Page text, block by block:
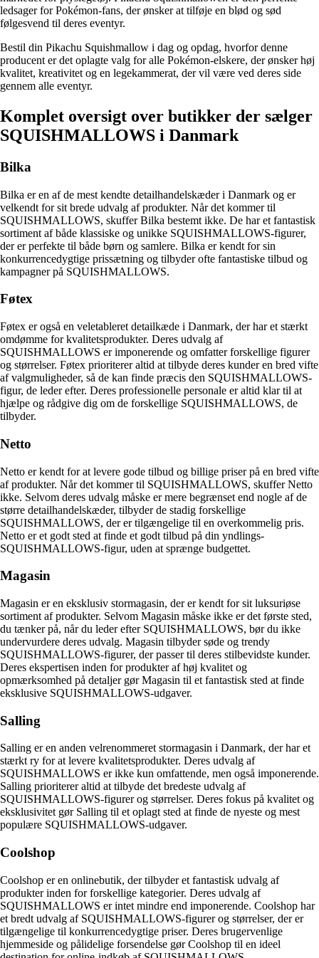
ledsager for Pokémon-fans, der ønsker at tilføje en blød og sød
følgesvend til deres eventyr.
Bestil din Pikachu Squishmallow i dag og opdag, hvorfor denne
producent er det oplagte valg for alle Pokémon-elskere, der ønsker høj
kvalitet, kreativitet og en legekammerat, der vil være ved deres side
gennem alle eventyr.
Komplet oversigt over butikker der sælger
SQUISHMALLOWS i Danmark
Bilka
Bilka er en af de mest kendte detailhandelskæder i Danmark og er
velkendt for sit brede udvalg af produkter. Når det kommer til
SQUISHMALLOWS, skuffer Bilka bestemt ikke. De har et fantastisk
sortiment af både klassiske og unikke SQUISHMALLOWS-figurer,
der er perfekte til både børn og samlere. Bilka er kendt for sin
konkurrencedygtige prissætning og tilbyder ofte fantastiske tilbud og
kampagner på SQUISHMALLOWS.
Føtex
Føtex er også en veletableret detailkæde i Danmark, der har et stærkt
omdømme for kvalitetsprodukter. Deres udvalg af
SQUISHMALLOWS er imponerende og omfatter forskellige figurer
og størrelser. Føtex prioriterer altid at tilbyde deres kunder en bred vifte
af valgmuligheder, så de kan finde præcis den SQUISHMALLOWS-
figur, de leder efter. Deres professionelle personale er altid klar til at
hjælpe og rådgive dig om de forskellige SQUISHMALLOWS, de
tilbyder.
Netto
Netto er kendt for at levere gode tilbud og billige priser på en bred vifte
af produkter. Når det kommer til SQUISHMALLOWS, skuffer Netto
ikke. Selvom deres udvalg måske er mere begrænset end nogle af de
større detailhandelskæder, tilbyder de stadig forskellige
SQUISHMALLOWS, der er tilgængelige til en overkommelig pris.
Netto er et godt sted at finde et godt tilbud på din yndlings-
SQUISHMALLOWS-figur, uden at sprænge budgettet.
Magasin
Magasin er en eksklusiv stormagasin, der er kendt for sit luksuriøse
sortiment af produkter. Selvom Magasin måske ikke er det første sted,
du tænker på, når du leder efter SQUISHMALLOWS, bør du ikke
undervurdere deres udvalg. Magasin tilbyder søde og trendy
SQUISHMALLOWS-figurer, der passer til deres stilbevidste kunder.
Deres ekspertisen inden for produkter af høj kvalitet og
opmærksomhed på detaljer gør Magasin til et fantastisk sted at finde
eksklusive SQUISHMALLOWS-udgaver.
Salling
Salling er en anden velrenommeret stormagasin i Danmark, der har et
stærkt ry for at levere kvalitetsprodukter. Deres udvalg af
SQUISHMALLOWS er ikke kun omfattende, men også imponerende.
Salling prioriterer altid at tilbyde det bredeste udvalg af
SQUISHMALLOWS-figurer og størrelser. Deres fokus på kvalitet og
eksklusivitet gør Salling til et oplagt sted at finde de nyeste og mest
populære SQUISHMALLOWS-udgaver.
Coolshop
Coolshop er en onlinebutik, der tilbyder et fantastisk udvalg af
produkter inden for forskellige kategorier. Deres udvalg af
SQUISHMALLOWS er intet mindre end imponerende. Coolshop har
et bredt udvalg af SQUISHMALLOWS-figurer og størrelser, der er
tilgængelige til konkurrencedygtige priser. Deres brugervenlige
hjemmeside og pålidelige forsendelse gør Coolshop til en ideel